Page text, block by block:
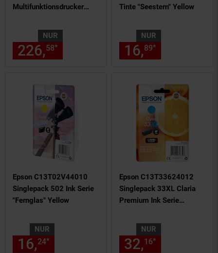
Multifunktionsdrucker
1, Drucker, Scanner,
Kopierer, WLAN, USB,
AirPrint, Duplex, A4)
NUR
226,58* € Sternchen
Tinte "Seestern" Yellow
NUR
16,89*
Epson C13T02V44010
Singlepack 502 Ink Serie
"Fernglas" Yellow
NUR
16,24* € Sternchen
Epson C13T33624012
Singlepack 33XL Claria
Premium Ink Serie
NUR
32,16*